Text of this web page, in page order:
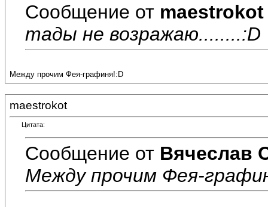
Сообщение от maestrokot
тады не возражаю........:D
Между прочим Фея-графиня!:D
maestrokot
Цитата:
Сообщение от Вячеслав
Между прочим Фея-